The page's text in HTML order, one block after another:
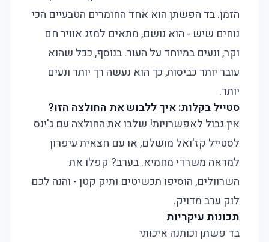
הזמן. בד הפשתן הוא אחד החומרים הטבעיים הכי
נוחים שיש - הוא נושם, מתאים למזג אוויר חם
וקר, ונעים במיוחד על העור. בנוסף, ככל שהוא
עובר יותר כביסות, כך הוא נעשה רך יותר ונעים
יותר.
סטייל בקלות: איך ללבוש את החולצה הזו?
אין גבול לאפשרויות! שלבו את החולצה עם ג'ינס
לסטייל קז'ואל מושלם, או עם חצאית עיפרון
למראה משרדי מחמיא. בערב? קפלו את
השרוולים, הוסיפו תכשיטים ותיק קטן - והנה לכם
לוק ערב מדויק.
תכונות עיקריות
בד פשתן וכותנה איכותי